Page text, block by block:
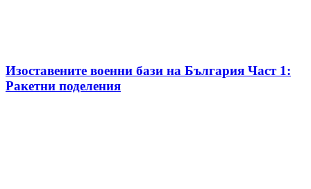
Изоставените военни бази на България Част 1:
Ракетни поделения